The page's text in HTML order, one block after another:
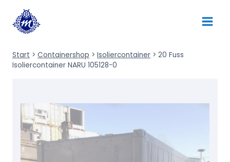
Inhalt
springen
Start > Containershop > Isoliercontainer > 20 Fuss
Isoliercontainer NARU 105128-0